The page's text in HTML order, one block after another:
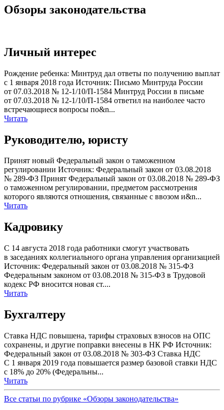
Обзоры законодательства
Личный интерес
Рождение ребенка: Минтруд дал ответы по получению выплат
с 1 января 2018 года Источник: Письмо Минтруда России
от 07.03.2018 № 12-1/10/П-1584 Минтруд России в письме
от 07.03.2018 № 12-1/10/П-1584 ответил на наиболее часто
встречающиеся вопросы по&n...
Читать
Руководителю, юристу
Принят новый Федеральный закон о таможенном
регулировании Источник: Федеральный закон от 03.08.2018
№ 289-ФЗ Принят Федеральный закон от 03.08.2018 № 289-ФЗ
о таможенном регулировании, предметом рассмотрения
которого являются отношения, связанные с ввозом и&n...
Читать
Кадровику
С 14 августа 2018 года работники смогут участвовать
в заседаниях коллегиального органа управления организацией
Источник: Федеральный закон от 03.08.2018 № 315-ФЗ
Федеральным законом от 03.08.2018 № 315-ФЗ в Трудовой
кодекс РФ вносится новая ст....
Читать
Бухгалтеру
Ставка НДС повышена, тарифы страховых взносов на ОПС
сохранены, и другие поправки внесены в НК РФ Источник:
Федеральный закон от 03.08.2018 № 303-ФЗ Ставка НДС
С 1 января 2019 года повышается размер базовой ставки НДС
с 18% до 20% (Федеральны...
Читать
Все статьи по рубрике «Обзоры законодательства»